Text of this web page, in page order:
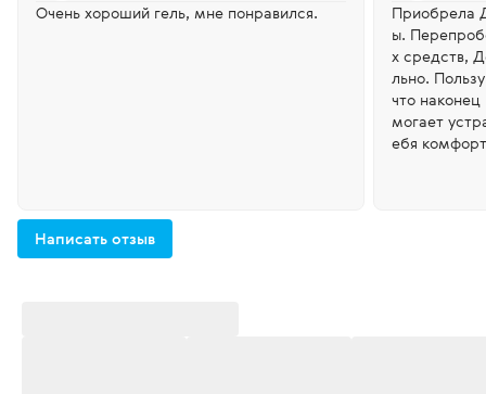
Очень хороший гель, мне понравился.
Приобрела
ы.
х средств,
льно.
что
могает
ебя
Написать отзыв